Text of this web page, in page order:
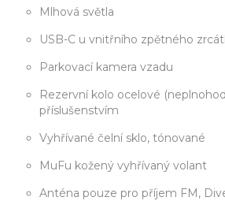
Mlhová světla
USB-C u vnitřního zpětného
Parkovací kamera vzadu
Rezervní kolo ocelové
příslušenstvím
Vyhřívané čelní sklo, tónované
MuFu kožený vyhřívaný volant
Anténa pouze pro příjem FM,